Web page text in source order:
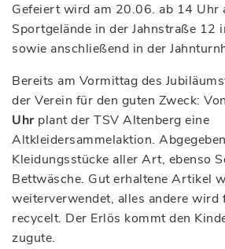
Gefeiert wird am 20.06. ab 14 Uhr
Sportgelände in der Jahnstraße 12
sowie anschließend in der
Bereits am Vormittag des
der Verein für den guten Zweck: Von
Uhr plant der TSV Altenberg eine
Altkleidersammelaktion.
Kleidungsstücke aller Art, ebenso
Bettwäsche. Gut erhaltene Artikel
weiterverwendet, alles andere wird
recycelt. Der Erlös kommt den
zugute.